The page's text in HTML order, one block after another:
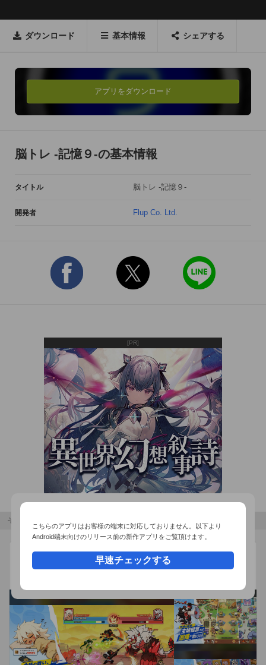
ダウンロード 基本情報 シェアする
アプリをダウンロード
脳トレ -記憶９-の基本情報
タイトル 脳トレ -記憶９-
開発者 Flup Co. Ltd.
[PR]
その他のおすすめコンテンツ
モンスターループ：獣神転生
SuperNova Game
広告
こちらのアプリはお客様の端末に対応しておりません。以下より
Android端末向けのリリース前の新作アプリをご覧頂けます。
早速チェックする